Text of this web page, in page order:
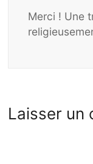
Merci ! Une
Laisser un